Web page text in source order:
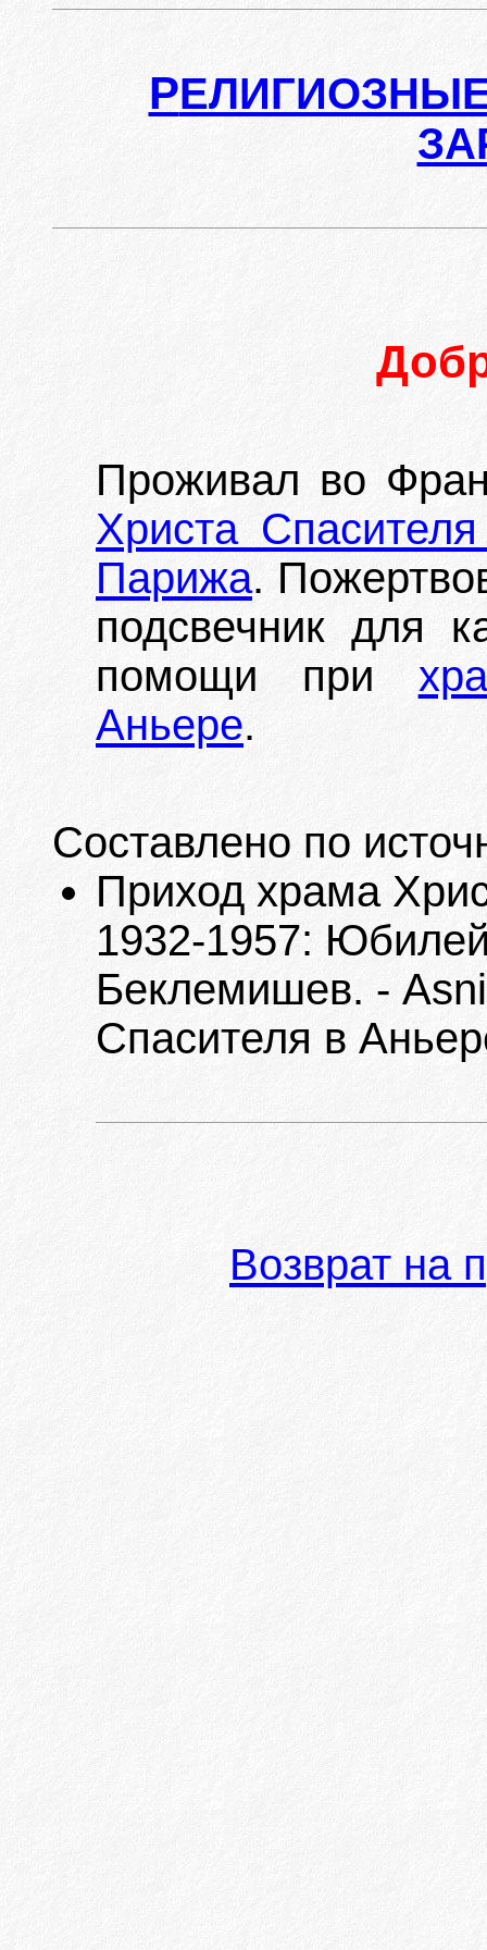
Р
Проживал во
Христа
Парижа.
подсвечник для
помощи при
Аньере.
Составлено по
Приход храма
1932-1957:
Беклемишев. -
Спасителя в
Возврат на